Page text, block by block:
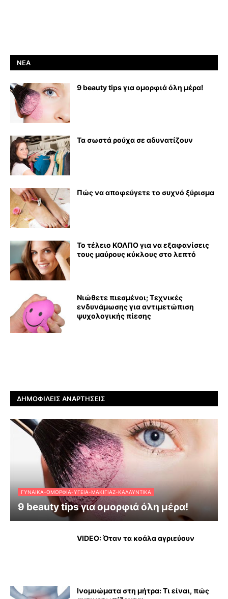
ΝΈΑ
9 beauty tips για ομορφιά όλη μέρα!
Τα σωστά ρούχα σε αδυνατίζουν
Πώς να αποφεύγετε το συχνό ξύρισμα
Το τέλειο ΚΟΛΠΟ για να εξαφανίσεις
τους μαύρους κύκλους στο λεπτό
Νιώθετε πιεσμένοι; Τεχνικές
ενδυνάμωσης για αντιμετώπιση
ψυχολογικής πίεσης
ΔΗΜΟΦΙΛΕΊΣ ΑΝΑΡΤΉΣΕΙΣ
ΓΥΝΑΊΚΑ-ΟΜΟΡΦΙΆ-ΥΓΕΊΑ-ΜΑΚΙΓΙΆΖ-ΚΑΛΛΥΝΤΙΚΆ
9 beauty tips για ομορφιά όλη μέρα!
VIDEO: Όταν τα κοάλα αγριεύουν
Ινομυώματα στη μήτρα: Τι είναι, πώς